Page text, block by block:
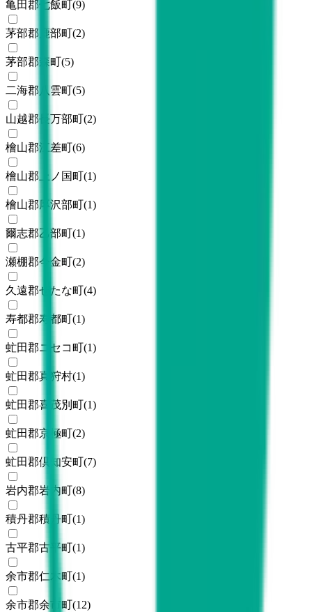
亀田郡七飯町(9)
茅部郡鹿部町(2)
茅部郡森町(5)
二海郡八雲町(5)
山越郡長万部町(2)
檜山郡江差町(6)
檜山郡上ノ国町(1)
檜山郡厚沢部町(1)
爾志郡乙部町(1)
瀬棚郡今金町(2)
久遠郡せたな町(4)
寿都郡寿都町(1)
虻田郡ニセコ町(1)
虻田郡真狩村(1)
虻田郡喜茂別町(1)
虻田郡京極町(2)
虻田郡倶知安町(7)
岩内郡岩内町(8)
積丹郡積丹町(1)
古平郡古平町(1)
余市郡仁木町(1)
余市郡余市町(12)